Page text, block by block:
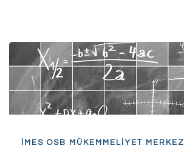
İMES OSB MÜKEMMELİYET MERKEZİ